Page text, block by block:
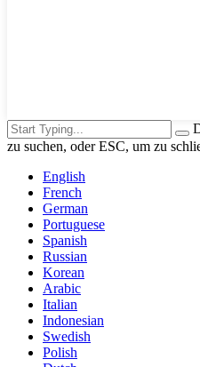
zu suchen, oder ESC, um zu
English
French
German
Portuguese
Spanish
Russian
Korean
Arabic
Italian
Indonesian
Swedish
Polish